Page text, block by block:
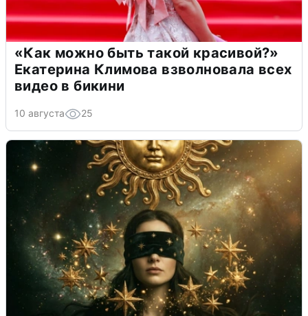
«Как можно быть такой красивой?»
Екатерина Климова взволновала всех
видео в бикини
10 августа 25